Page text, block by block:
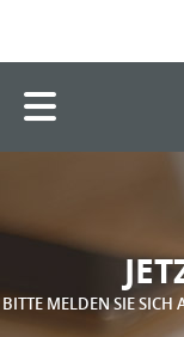
BITTE MELDEN SIE